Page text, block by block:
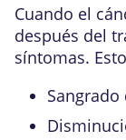
Cuando el
después del
síntomas.